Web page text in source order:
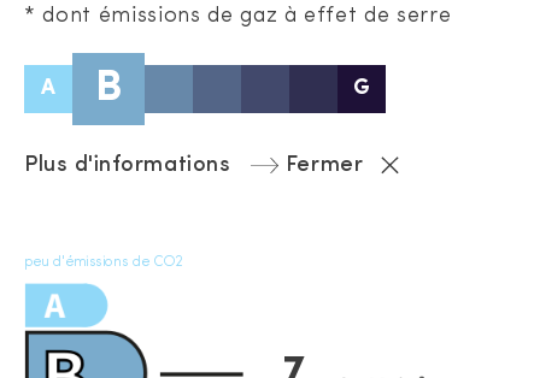
* dont émissions de gaz à effet de serre
A B G
Plus d'informations Fermer
peu d'émissions de CO2